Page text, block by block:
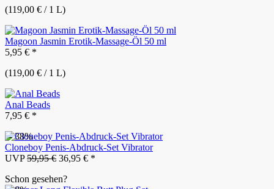
(119,00 € / 1 L)
Magoon Jasmin Erotik-Massage-Öl 50 ml
5,95 € *
(119,00 € / 1 L)
Anal Beads
7,95 € *
- 38%
Cloneboy Penis-Abdruck-Set Vibrator
UVP59,95 € 36,95 € *
Schon gesehen?